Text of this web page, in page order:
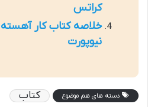
کراتس
خلاصه کتاب کار آهسته
نیوپورت
دسته های هم موضوع کتاب